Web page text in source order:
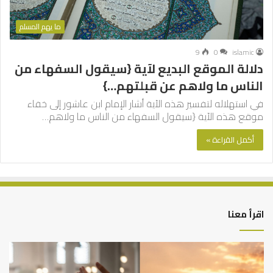
ما يهم المسلم
islamic
0
9
دلالة الموقع البديع لآية {سيقول السفهاء من
الناس ما ولاهم عن قبلتهم…}
في استهلاله لتفسير هذه الآية أشار الإمام ابن عاشور إلى خفاء
موقع هذه الآية ‌{سيقول السفهاء من الناس ما ولاهم…
أكمل القراءة »
اقرأ معنا
أهم
أسباب